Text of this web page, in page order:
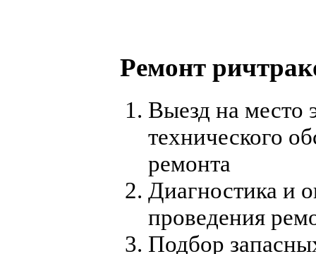
Ремонт
Выезд на место
технического
ремонта
Диагностика и
проведения
Подбор